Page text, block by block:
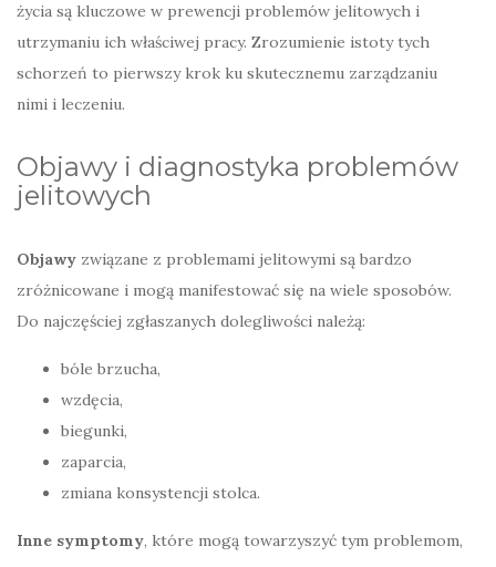
życia są kluczowe w prewencji problemów jelitowych i
utrzymaniu ich właściwej pracy. Zrozumienie istoty tych
schorzeń to pierwszy krok ku skutecznemu zarządzaniu
nimi i leczeniu.
Objawy i diagnostyka problemów
jelitowych
Objawy związane z problemami jelitowymi są bardzo
zróżnicowane i mogą manifestować się na wiele sposobów.
Do najczęściej zgłaszanych dolegliwości należą:
bóle brzucha,
wzdęcia,
biegunki,
zaparcia,
zmiana konsystencji stolca.
Inne symptomy, które mogą towarzyszyć tym problemom,